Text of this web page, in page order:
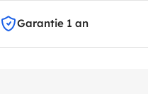
Garantie 1 an